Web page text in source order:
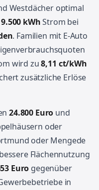
Westdächer optimal
9.500 kWhStrom bei
. Familien mit E-Auto
wird zu8,11 ct/kWh
zusätzliche Erlöse
24.800 Euro und
oder
oder Mengede
Flächennutzung
Euro gegenüber
in